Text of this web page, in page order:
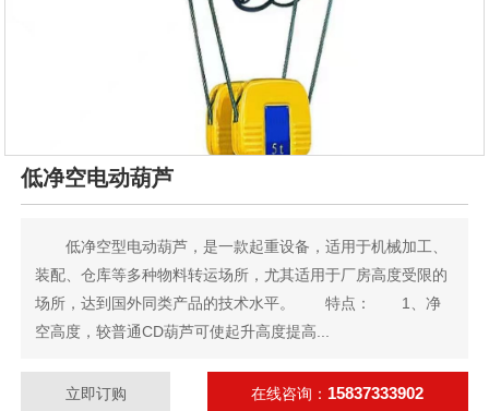
低净空电动葫芦
低净空型电动葫芦，是一款起重设备，适用于机械加工、
装配、仓库等多种物料转运场所，尤其适用于厂房高度受限的
场所，达到国外同类产品的技术水平。 特点： 1、净
空高度，较普通CD葫芦可使起升高度提高...
立即订购 在线咨询： 15837333902